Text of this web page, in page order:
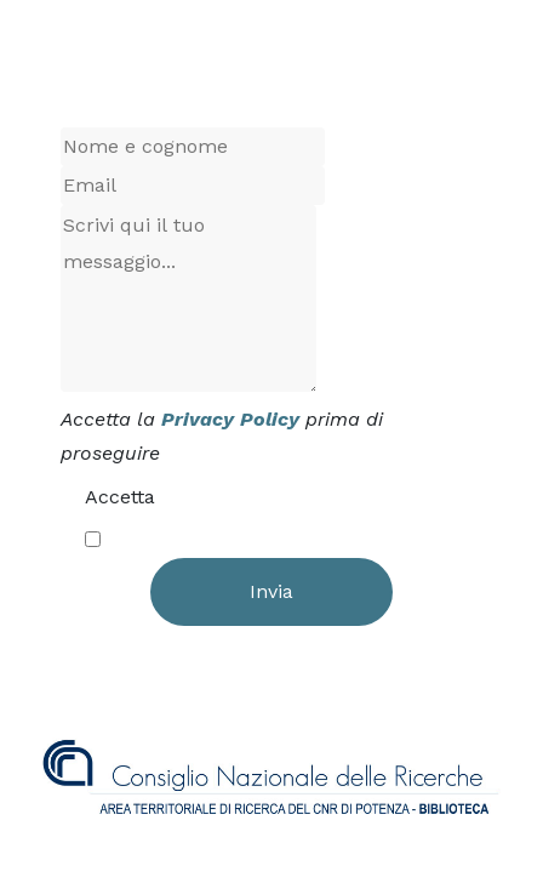
Accetta la Privacy Policyprima di
proseguire
Accetta
Invia